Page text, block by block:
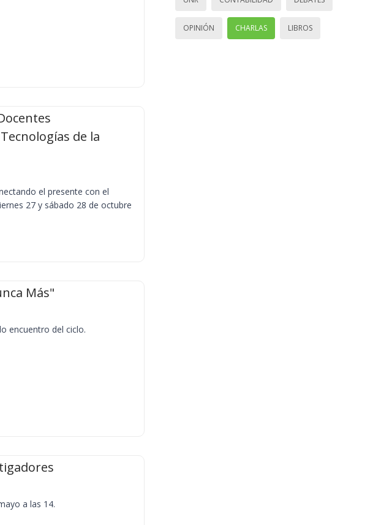
de la
el presente con el
27 y sábado 28 de octubre
Más"
encuentro del ciclo.
a las 14.
OPINIÓN CHARLAS LIBROS